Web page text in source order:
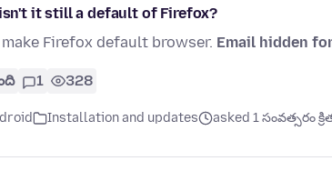
it still a default of Firefox?
Firefox default browser. Email hidden
1 328
Installation and updates asked 1 సంవత్సరం